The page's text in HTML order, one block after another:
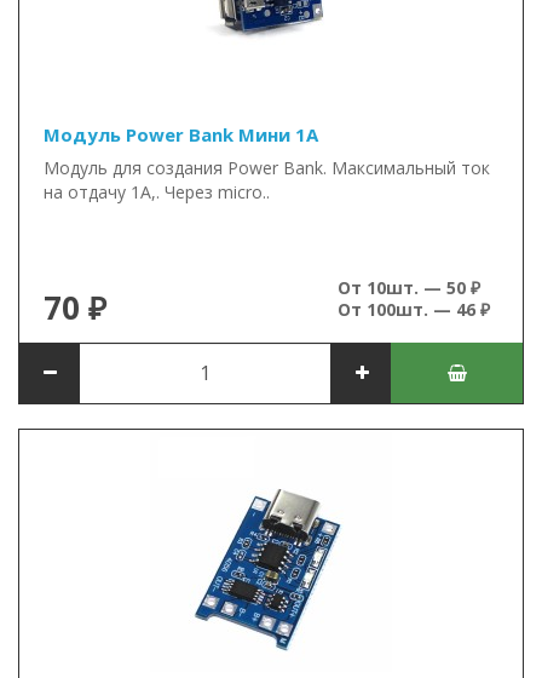
Модуль Power Bank Мини 1А
Модуль для создания Power Bank. Максимальный ток
на отдачу 1А,. Через micro..
70 ₽
От 10шт. — 50 ₽
От 100шт. — 46 ₽